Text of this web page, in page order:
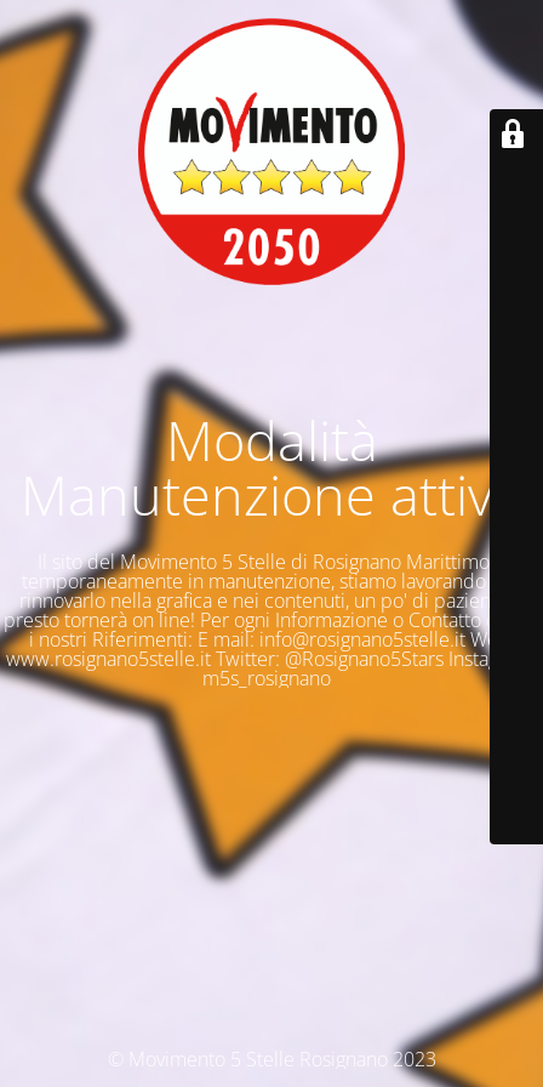
Modalità
Manutenzione attiva
Il sito del Movimento 5 Stelle di Rosignano Marittimo è
temporaneamente in manutenzione, stiamo lavorando per
rinnovarlo nella grafica e nei contenuti, un po' di pazienza e
presto tornerà on line! Per ogni Informazione o Contatto questi
i nostri Riferimenti: E mail: info@rosignano5stelle.it Web:
www.rosignano5stelle.it Twitter: @Rosignano5Stars Instagram:
m5s_rosignano
© Movimento 5 Stelle Rosignano 2023